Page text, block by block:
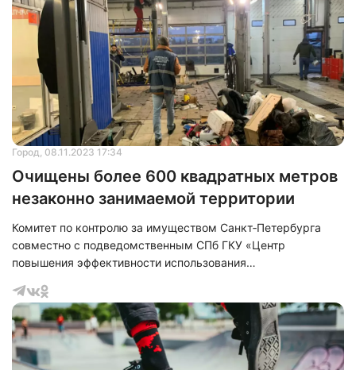
Выборгском, Невском, Калининском, Приморском,
Петроградском, Фрунзенском районах города.
Город, 08.11.2023 17:34
Очищены более 600 квадратных метров
незаконно занимаемой территории
Комитет по контролю за имуществом Санкт‑Петербурга
совместно с подведомственным СПб ГКУ «Центр
повышения эффективности использования
четырех незаконно занятых земельных участков от
нестационарных торговых объектов. Так работы
проводятся в Приморском, Фрунзенском, Выборгском и
Красносельском районах. При этом общая площадь
освобождаемой территории составляет более 600